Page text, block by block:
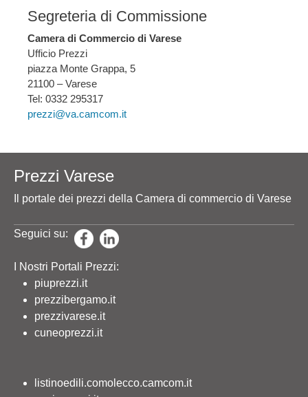
Segreteria di Commissione
Camera di Commercio di Varese
Ufficio Prezzi
piazza Monte Grappa, 5
21100 – Varese
Tel: 0332 295317
prezzi@va.camcom.it
Prezzi Varese
Il portale dei prezzi della Camera di commercio di Varese
Seguici su:
I Nostri Portali Prezzi:
piuprezzi.it
prezzibergamo.it
prezzivarese.it
cuneoprezzi.it
listinoedili.comolecco.camcom.it